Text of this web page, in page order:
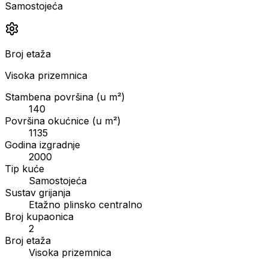
Samostojeća
Broj etaža
Visoka prizemnica
Stambena površina (u m²)
140
Površina okućnice (u m²)
1135
Godina izgradnje
2000
Tip kuće
Samostojeća
Sustav grijanja
Etažno plinsko centralno
Broj kupaonica
2
Broj etaža
Visoka prizemnica